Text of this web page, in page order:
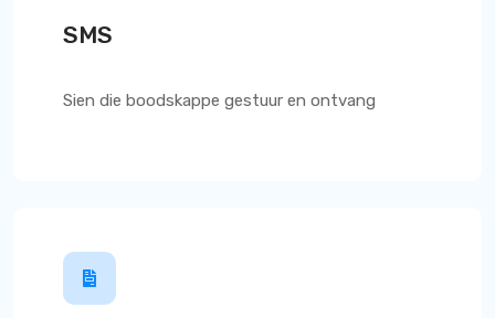
SMS
Sien die boodskappe gestuur en ontvang